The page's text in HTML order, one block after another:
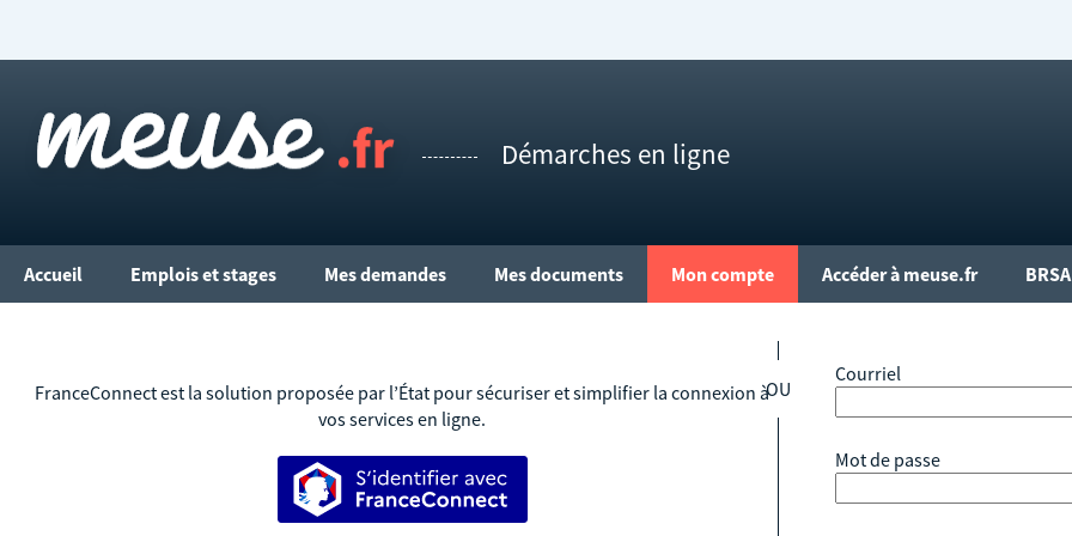
Démarches en ligne
Accueil Emplois et stages Mes demandes Mes documents Mon compte Accéder à meuse.fr
FranceConnect est la solution proposée par l’État pour sécuriser et simplifier la connexion à
vos services en ligne.
S’identifier avec FranceConnect
Courriel
Mot de passe